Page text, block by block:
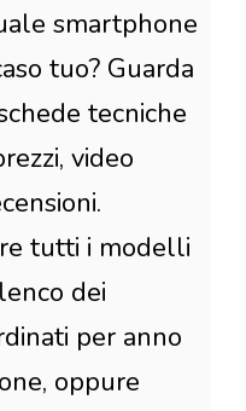
smartphone
tuo? Guarda
tecniche
video
tutti i modelli
dei
per anno
oppure